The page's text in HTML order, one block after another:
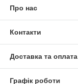
Про нас
Контакти
Доставка та оплата
Графік роботи